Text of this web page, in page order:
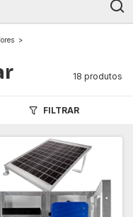
>
18 produtos
FILTRAR